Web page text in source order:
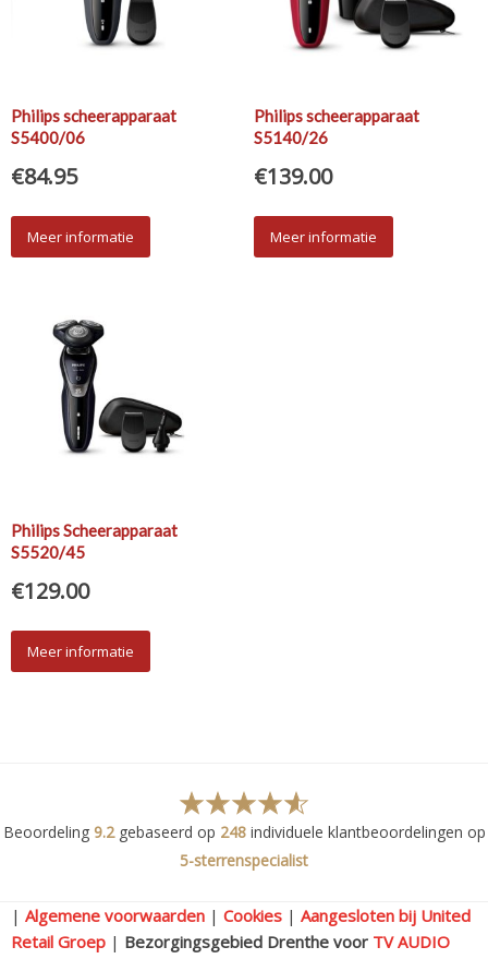
Philips scheerapparaat
S5400/06
€84.95
Meer informatie
Philips scheerapparaat
S5140/26
€139.00
Meer informatie
Philips Scheerapparaat
S5520/45
€129.00
Meer informatie
Beoordeling 9.2gebaseerd op 248individuele klantbeoordelingen op
5-sterrenspecialist
| Algemene voorwaarden | Cookies | Aangesloten bij United
Retail Groep | Bezorgingsgebied Drenthe voor TV AUDIO